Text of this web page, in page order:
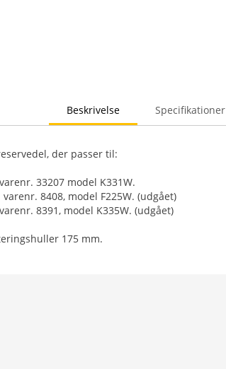
Beskrivelse Specifikationer
der passer til:
33207 model K331W.
8408, model F225W. (udgået)
8391, model K335W. (udgået)